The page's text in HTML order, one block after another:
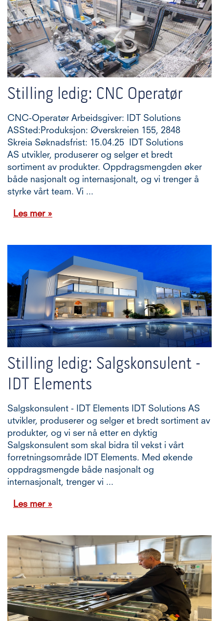
Stilling ledig: CNC Operatør
CNC-Operatør Arbeidsgiver: IDT Solutions
ASSted:Produksjon: Øverskreien 155, 2848
Skreia Søknadsfrist: 15.04.25 IDT Solutions
AS utvikler, produserer og selger et bredt
sortiment av produkter. Oppdragsmengden øker
både nasjonalt og internasjonalt, og vi trenger å
styrke vårt team. Vi ...
Les mer »
Stilling ledig: Salgskonsulent -
IDT Elements
Salgskonsulent - IDT Elements IDT Solutions AS
utvikler, produserer og selger et bredt sortiment av
produkter, og vi ser nå etter en dyktig
Salgskonsulent som skal bidra til vekst i vårt
forretningsområde IDT Elements. Med økende
oppdragsmengde både nasjonalt og
internasjonalt, trenger vi ...
Les mer »